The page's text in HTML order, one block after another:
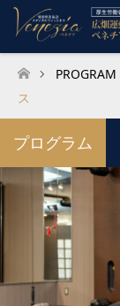
ホーム
PROGRAM
ス
プログラム